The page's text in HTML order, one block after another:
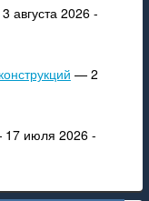
августа 2026 -
— 2
июля 2026 -